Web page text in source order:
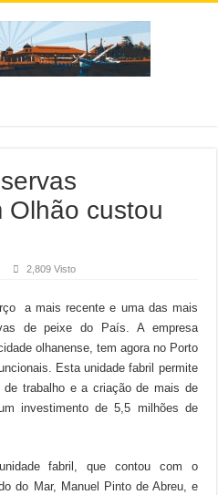
Olhão custou
2,809 Visto
a mais recente e uma das mais
de peixe do País. A empresa
olhanense, tem agora no Porto
Esta unidade fabril permite
trabalho e a criação de mais de
investimento de 5,5 milhões de
fabril, que contou com o
do Mar, Manuel Pinto de Abreu, e